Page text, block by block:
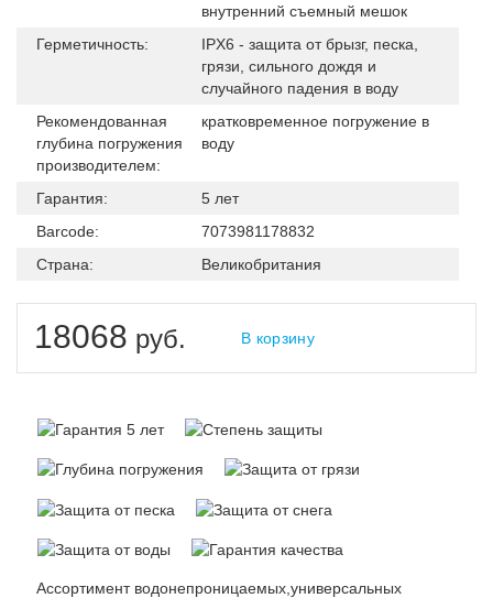
внутренний съемный мешок
Герметичность:
IPX6 - защита от брызг, песка,
грязи, сильного дождя и
случайного падения в воду
Рекомендованная
глубина погружения
производителем:
кратковременное погружение в
воду
Гарантия:
5 лет
Barcode:
7073981178832
Страна:
Великобритания
18068 руб. В корзину
Ассортимент водонепроницаемых,универсальных